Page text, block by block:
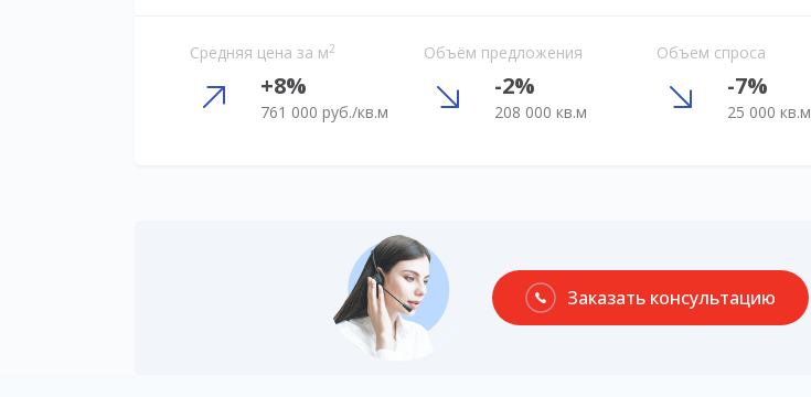
Средняя цена за м2
+8%
761 000 руб./кв.м
Объём предложения
-2%
208 000 кв.м
Объем спроса
-7%
25 000 кв.м
Заказать консультацию